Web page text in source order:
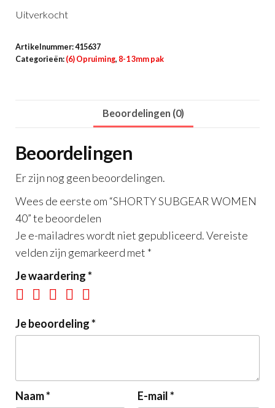
prijs
€109.00.€50.00.
Uitverkocht
Artikelnummer:415637
Categorieën: (6) Opruiming, 8-1 3mm pak
Beoordelingen (0)
Beoordelingen
Er zijn nog geen beoordelingen.
Wees de eerste om “SHORTY SUBGEAR WOMEN
40” te beoordelen
Je e-mailadres wordt niet gepubliceerd.Vereiste
velden zijn gemarkeerd met *
Je waardering*
Je beoordeling*
Naam* E-mail*